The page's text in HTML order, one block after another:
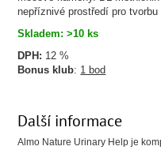
nepříznivé prostředí pro
Skladem: >10 ks
DPH: 12 %
Bonus klub: 1 bod
Další informace
Almo Nature Urinary Help je